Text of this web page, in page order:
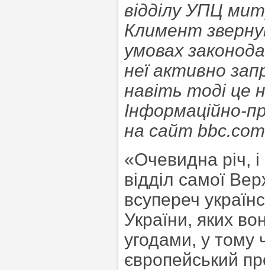
відділу УПЦ
Климент
умовах
неї активно
навіть тоді це
Інформаційно-
на сайт
«Очевидна річ,
відділ самої
всупереч
України, яких
угодами, у тому
європейський